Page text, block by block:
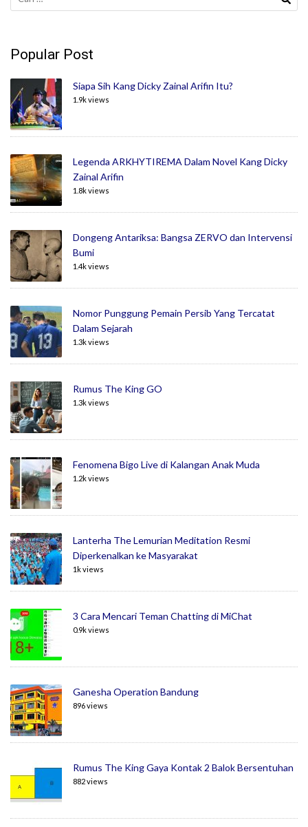
untuk:
Popular Post
Siapa Sih Kang Dicky Zainal Arifin Itu?
1.9k views
Legenda ARKHYTIREMA Dalam Novel Kang Dicky
Zainal Arifin
1.8k views
Dongeng Antariksa: Bangsa ZERVO dan Intervensi
Bumi
1.4k views
Nomor Punggung Pemain Persib Yang Tercatat
Dalam Sejarah
1.3k views
Rumus The King GO
1.3k views
Fenomena Bigo Live di Kalangan Anak Muda
1.2k views
Lanterha The Lemurian Meditation Resmi
Diperkenalkan ke Masyarakat
1k views
3 Cara Mencari Teman Chatting di MiChat
0.9k views
Ganesha Operation Bandung
896 views
Rumus The King Gaya Kontak 2 Balok Bersentuhan
882 views